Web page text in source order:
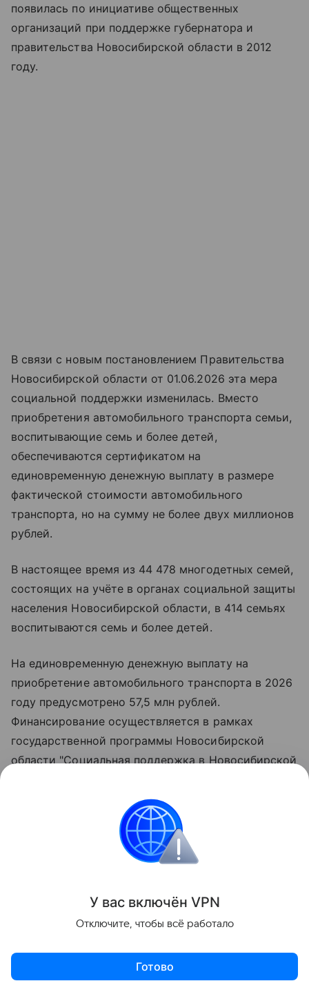
появилась по инициативе общественных
организаций при поддержке губернатора и
правительства Новосибирской области в 2012
году.
В связи с новым постановлением Правительства
Новосибирской области от 01.06.2026 эта мера
социальной поддержки изменилась. Вместо
приобретения автомобильного транспорта семьи,
воспитывающие семь и более детей,
обеспечиваются сертификатом на
единовременную денежную выплату в размере
фактической стоимости автомобильного
транспорта, но на сумму не более двух миллионов
рублей.
В настоящее время из 44 478 многодетных семей,
состоящих на учёте в органах социальной защиты
населения Новосибирской области, в 414 семьях
воспитываются семь и более детей.
На единовременную денежную выплату на
приобретение автомобильного транспорта в 2026
году предусмотрено 57,5 млн рублей.
Финансирование осуществляется в рамках
государственной программы Новосибирской
области "Социальная поддержка в Новосибирской
Правительства региона.
Всего, начиная с 2012 года, автомобили вручены
276 многодетным семьям.
Поделиться
У вас включён VPN
Отключите, чтобы всё работало
Готово